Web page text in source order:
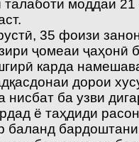
моддаи
35 фоизи
ҷомеаи ҷаҳонӣ
карда
дорои
нисбат ба узви
ё таҳдиди